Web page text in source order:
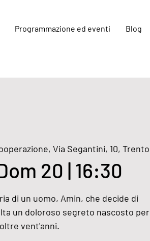
Programmazione ed eventi Blog
Via Segantini, 10, Trento
20 | 16:30
di un uomo, Amin, che decide di
un doloroso segreto nascosto per
oltre vent'anni.